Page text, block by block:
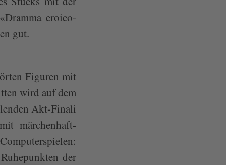
eroico-
gut.
Figuren mit
wird auf dem
Akt-Finali
märchenhaft-
der